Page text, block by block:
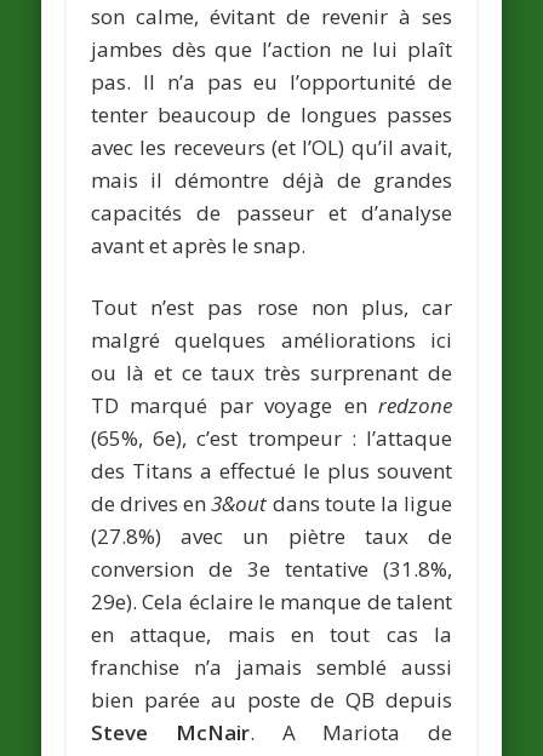
son calme, évitant de revenir à ses
jambes dès que l’action ne lui plaît
pas. Il n’a pas eu l’opportunité de
tenter beaucoup de longues passes
avec les receveurs (et l’OL) qu’il avait,
mais il démontre déjà de grandes
capacités de passeur et d’analyse
avant et après le snap.
Tout n’est pas rose non plus, car
malgré quelques améliorations ici
ou là et ce taux très surprenant de
TD marqué par voyage en redzone
(65%, 6e), c’est trompeur : l’attaque
des Titans a effectué le plus souvent
de drives en3&out dans toute la ligue
(27.8%) avec un piètre taux de
conversion de 3e tentative (31.8%,
29e). Cela éclaire le manque de talent
en attaque, mais en tout cas la
franchise n’a jamais semblé aussi
bien parée au poste de QB depuis
Steve McNair. A Mariota de